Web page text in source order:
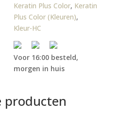
Keratin Plus Color, Keratin
Plus Color (Kleuren),
Kleur-HC
Voor 16:00 besteld,
morgen in huis
producten